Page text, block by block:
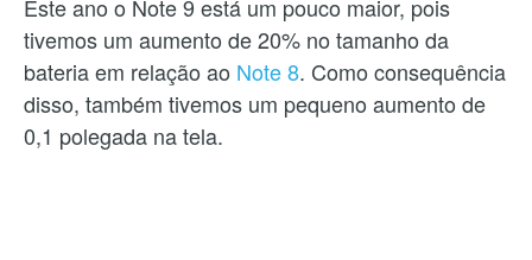
Este ano o Note 9 está um pouco maior, pois
tivemos um aumento de 20% no tamanho da
bateria em relação ao Note 8. Como consequência
disso, também tivemos um pequeno aumento de
0,1 polegada na tela.